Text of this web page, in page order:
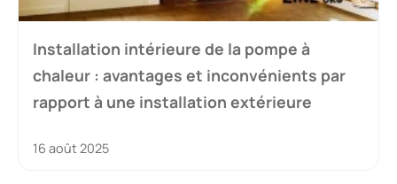
Installation intérieure de la pompe à
chaleur : avantages et inconvénients par
rapport à une installation extérieure
16 août 2025